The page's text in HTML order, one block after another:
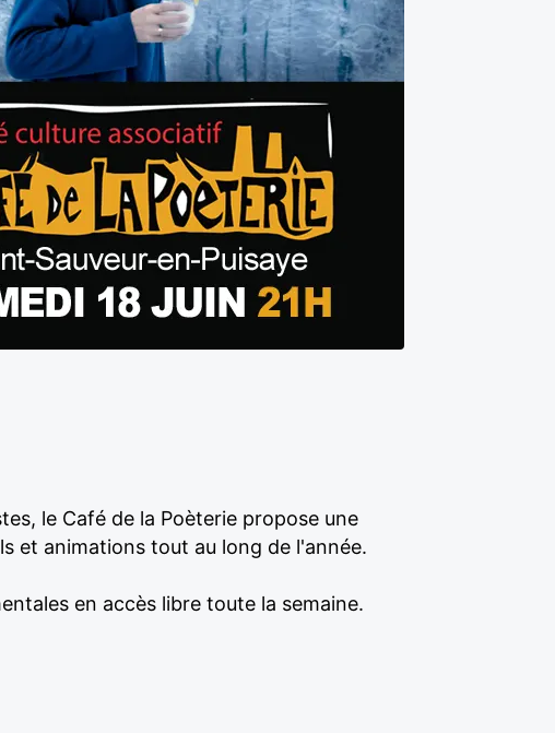
le Café de la Poèterie propose une
et animations tout au long de l'année.
en accès libre toute la semaine.